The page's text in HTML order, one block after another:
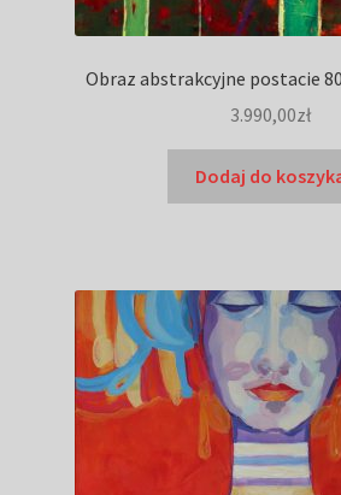
Obraz abstrakcyjne postacie 80
3.990,00zł
Dodaj do